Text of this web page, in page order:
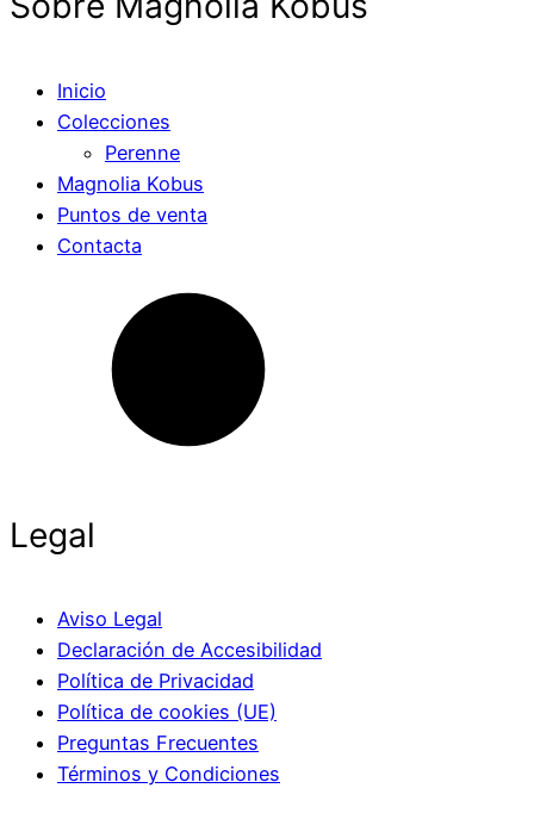
Inicio
Colecciones
Perenne
Magnolia Kobus
Puntos de venta
Contacta
Legal
Aviso Legal
Declaración de Accesibilidad
Política de Privacidad
Política de cookies (UE)
Preguntas Frecuentes
Términos y Condiciones